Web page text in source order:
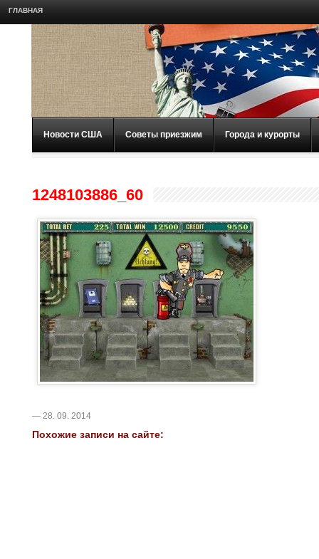
ГЛАВНАЯ
Новости США Советы приезжим Города и курорты
1248103886_60
— 28. 09. 2014
Похожие записи на сайте: